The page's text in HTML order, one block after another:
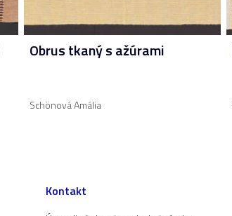
Obrus tkaný s ažúrami
Schönová Amália
Kontakt